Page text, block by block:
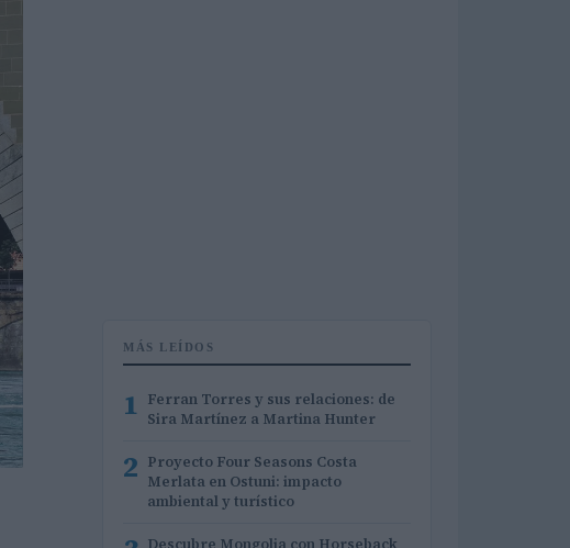
MÁS LEÍDOS
1 Ferran Torres y sus relaciones: de
Sira Martínez a Martina Hunter
2 Proyecto Four Seasons Costa
Merlata en Ostuni: impacto
ambiental y turístico
Descubre Mongolia con Horseback